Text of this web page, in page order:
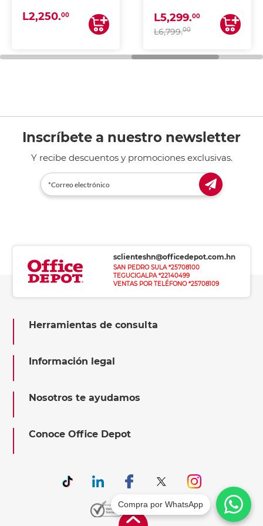
L2,250.00
ESCANEA)
L5,299.00
L6,799.00
Inscríbete a nuestro newsletter
Y recibe descuentos y promociones exclusivas.
sclienteshn@officedepot.com.hn
SAN PEDRO SULA *25708100
TEGUCIGALPA *22140499
VENTAS POR TELÉFONO *25708109
Herramientas de consulta
Información legal
Nosotros te ayudamos
Conoce Office Depot
Compra por WhatsApp